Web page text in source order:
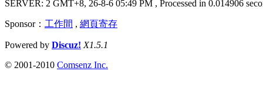
SERVER: 2 GMT+8, 26-8-6 05:49 PM , Processed in 0.014906
Sponsor： 工作間 , 網頁寄存
Powered by Discuz! X1.5.1
© 2001-2010 Comsenz Inc.